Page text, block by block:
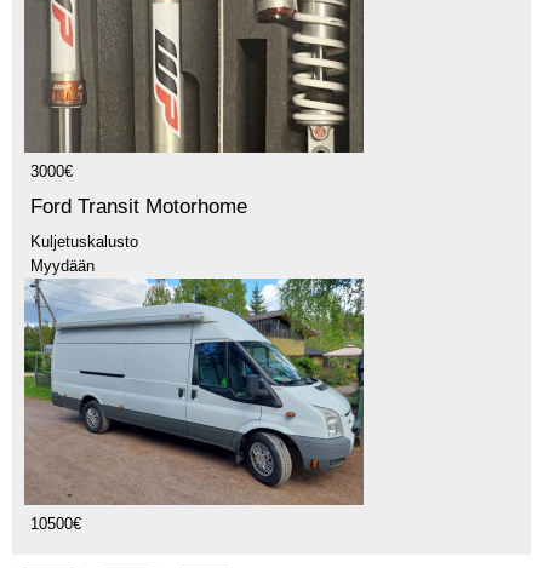
3000€
Ford Transit Motorhome
Kuljetuskalusto
Myydään
10500€